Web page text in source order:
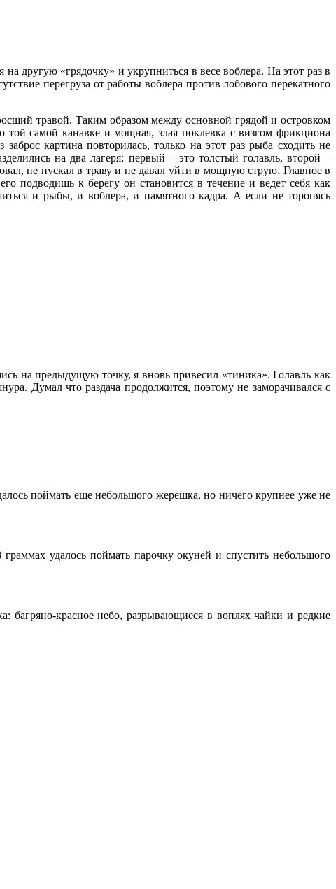
другую «грядочку» и укрупниться в весе воблера. На этот раз в
перегруза от работы воблера против лобового перекатного
травой. Таким образом между основной грядой и островком
той самой канавке и мощная, злая поклевка с визгом фрикциона
картина повторилась, только на этот раз рыба сходить не
на два лагеря: первый – это толстый голавль, второй –
не пускал в траву и не давал уйти в мощную струю. Главное в
подводишь к берегу он становится в течение и ведет себя как
и рыбы, и воблера, и памятного кадра. А если не торопясь
на предыдущую точку, я вновь привесил «тиника». Голавль как
Думал что раздача продолжится, поэтому не заморачивался с
поймать еще небольшого жерешка, но ничего крупнее уже не
удалось поймать парочку окуней и спустить небольшого
багряно-красное небо, разрывающиеся в воплях чайки и редкие